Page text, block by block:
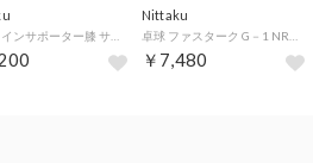
Nittaku
￥7,480